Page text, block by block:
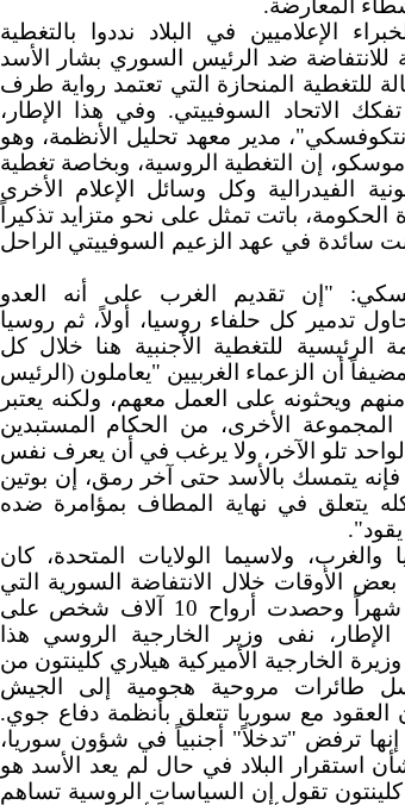
المعارضة.
الإعلاميين في البلاد نددوا بالتغطية
للانتفاضة ضد الرئيس السوري بشار الأسد
للتغطية المنحازة التي تعتمد رواية طرف
الاتحاد السوفييتي. وفي هذا الإطار،
مدير معهد تحليل الأنظمة، وهو
إن التغطية الروسية، وبخاصة تغطية
الفيدرالية وكل وسائل الإعلام الأخرى
باتت تمثل على نحو متزايد تذكيراً
سائدة في عهد الزعيم السوفييتي الراحل
"إن تقديم الغرب على أنه العدو
تدمير كل حلفاء روسيا، أولاً، ثم روسيا
الرئيسية للتغطية الأجنبية هنا خلال كل
أن الزعماء الغربيين "يعاملون (الرئيس
ويحثونه على العمل معهم، ولكنه يعتبر
الأخرى، من الحكام المستبدين
تلو الآخر، ولا يرغب في أن يعرف نفس
يتمسك بالأسد حتى آخر رمق، إن بوتين
يتعلق في نهاية المطاف بمؤامرة ضده
والغرب، ولاسيما الولايات المتحدة، كان
الأوقات خلال الانتفاضة السورية التي
اندلعت قبل 15 شهراً وحصدت أرواح 10 آلاف شخص على
الإطار، نفى وزير الخارجية الروسي هذا
وزيرة الخارجية الأميركية هيلاري كلينتون من
طائرات مروحية هجومية إلى الجيش
العقود مع سوريا تتعلق بأنظمة دفاع جوي.
ترفض "تدخلاً" أجنبياً في شؤون سوريا،
استقرار البلاد في حال لم يعد الأسد هو
كلينتون تقول إن السياسات الروسية تساهم